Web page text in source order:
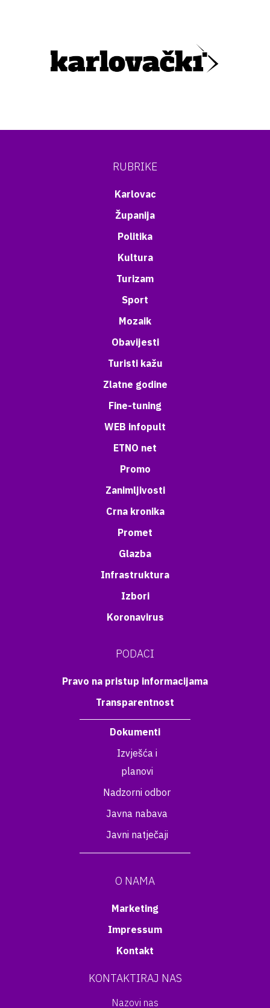
RUBRIKE
Karlovac
Županija
Politika
Kultura
Turizam
Sport
Mozaik
Obavijesti
Turisti kažu
Zlatne godine
Fine-tuning
WEB infopult
ETNO net
Promo
Zanimljivosti
Crna kronika
Promet
Glazba
Infrastruktura
Izbori
Koronavirus
PODACI
Pravo na pristup informacijama
Transparentnost
Dokumenti
Izvješća i
planovi
Nadzorni odbor
Javna nabava
Javni natječaji
O NAMA
Marketing
Impressum
Kontakt
KONTAKTIRAJ NAS
Nazovi nas